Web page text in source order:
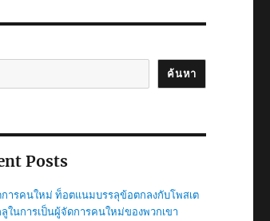
ค้นหา
Posts
ารคนใหม่ ท็อตแนมบรรลุข้อตกลงกับโพสเต
ในการเป็นผู้จัดการคนใหม่ของพวกเขา